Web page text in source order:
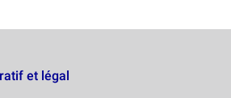
et légal